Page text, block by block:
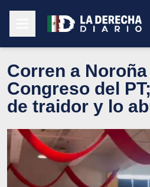
Corren a
Congreso del
de traidor y lo